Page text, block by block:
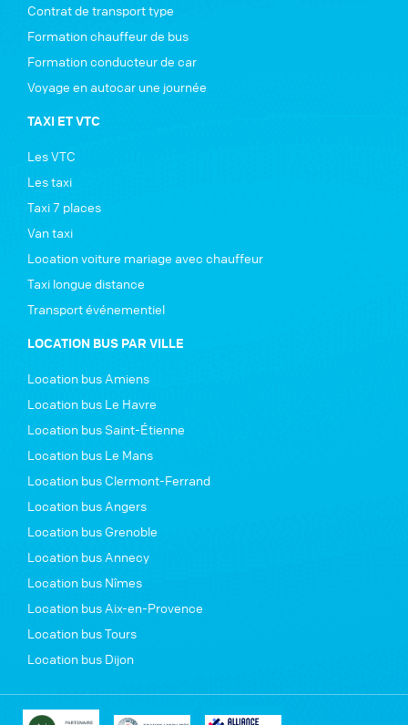
Contrat de transport type
Formation chauffeur de bus
Formation conducteur de car
Voyage en autocar une journée
TAXI ET VTC
Les VTC
Les taxi
Taxi 7 places
Van taxi
Location voiture mariage avec chauffeur
Taxi longue distance
Transport événementiel
LOCATION BUS PAR VILLE
Location bus Amiens
Location bus Le Havre
Location bus Saint-Étienne
Location bus Le Mans
Location bus Clermont-Ferrand
Location bus Angers
Location bus Grenoble
Location bus Annecy
Location bus Nîmes
Location bus Aix-en-Provence
Location bus Tours
Location bus Dijon